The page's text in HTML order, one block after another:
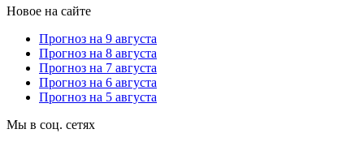
Новое на сайте
Прогноз на 9 августа
Прогноз на 8 августа
Прогноз на 7 августа
Прогноз на 6 августа
Прогноз на 5 августа
Мы в соц. сетях